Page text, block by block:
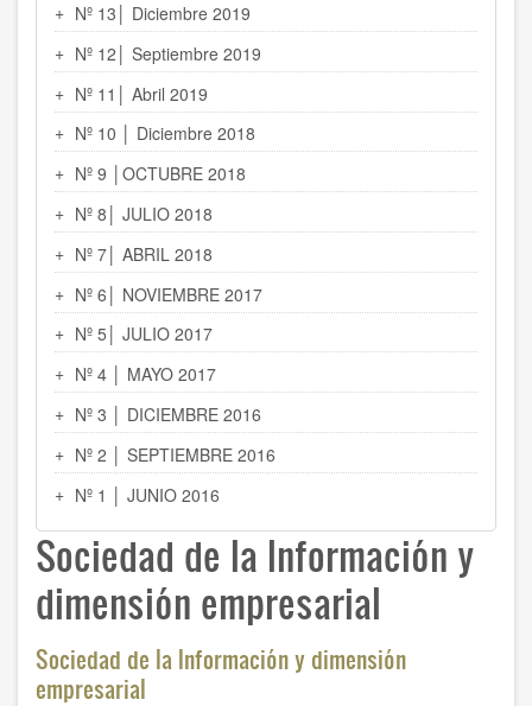
Nº 13│ Diciembre 2019
Nº 12│ Septiembre 2019
Nº 11│ Abril 2019
Nº 10 │ Diciembre 2018
Nº 9 │OCTUBRE 2018
Nº 8│ JULIO 2018
Nº 7│ ABRIL 2018
Nº 6│ NOVIEMBRE 2017
Nº 5│ JULIO 2017
Nº 4 │ MAYO 2017
Nº 3 │ DICIEMBRE 2016
Nº 2 │ SEPTIEMBRE 2016
Nº 1 │ JUNIO 2016
Sociedad de la Información y
dimensión empresarial
Sociedad de la Información y dimensión
empresarial